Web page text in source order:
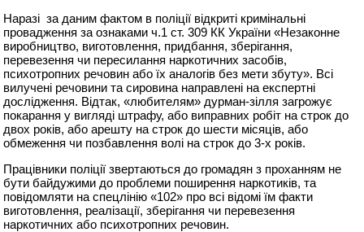
Наразі за даним фактом в поліції відкриті кримінальні
провадження за ознаками ч.1 ст. 309 КК України «Незаконне
виробництво, виготовлення, придбання, зберігання,
перевезення чи пересилання наркотичних засобів,
психотропних речовин або їх аналогів без мети збуту». Всі
вилучені речовини та сировина направлені на експертні
дослідження. Відтак, «любителям» дурман-зілля загрожує
покарання у вигляді штрафу, або виправних робіт на строк до
двох років, або арешту на строк до шести місяців, або
обмеження чи позбавлення волі на строк до 3-х років.
Працівники поліції звертаються до громадян з проханням не
бути байдужими до проблеми поширення наркотиків, та
повідомляти на спецлінію «102» про всі відомі їм факти
виготовлення, реалізації, зберігання чи перевезення
наркотичних або психотропних речовин.